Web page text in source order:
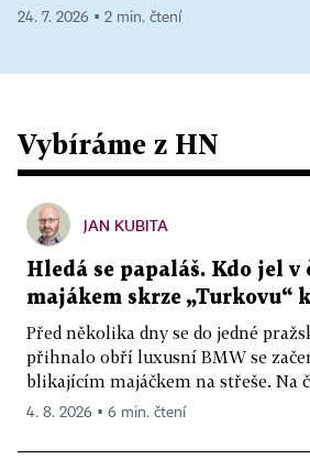
24. 7. 2026 ▪ 2 min. čtení
Vybíráme z HN
JAN KUBITA
Hledá se papaláš. Kdo jel v
majákem skrze „Turkovu“
Před několika dny se do jedné
přihnalo obří luxusní BMW se
blikajícím majáčkem na střeše. Na
4. 8. 2026 ▪ 6 min. čtení